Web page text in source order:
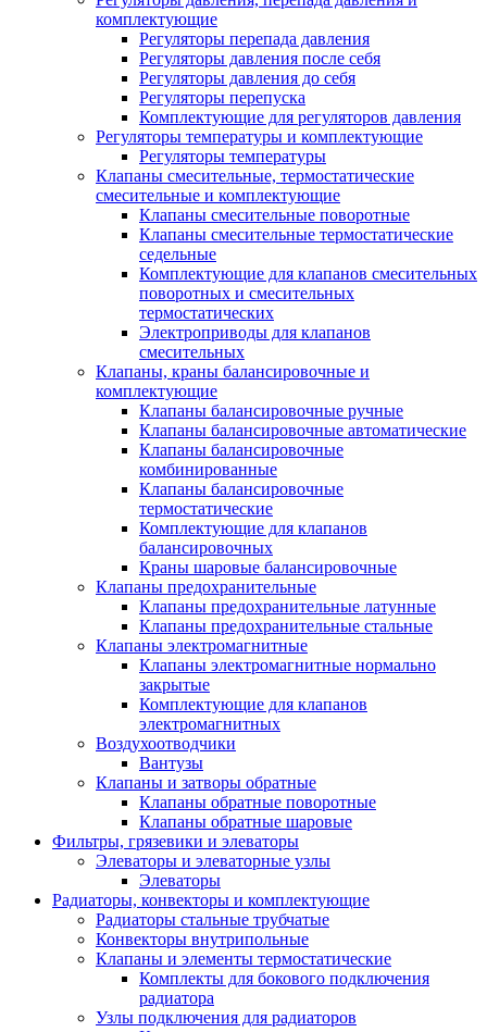
комплектующие
Регуляторы перепада давления
Регуляторы давления после себя
Регуляторы давления до себя
Регуляторы перепуска
Комплектующие для регуляторов давления
Регуляторы температуры и комплектующие
Регуляторы температуры
Клапаны смесительные, термостатические
смесительные и комплектующие
Клапаны смесительные поворотные
Клапаны смесительные термостатические
седельные
Комплектующие для клапанов смесительных
поворотных и смесительных
термостатических
Электроприводы для клапанов
смесительных
Клапаны, краны балансировочные и
комплектующие
Клапаны балансировочные ручные
Клапаны балансировочные автоматические
Клапаны балансировочные
комбинированные
Клапаны балансировочные
термостатические
Комплектующие для клапанов
балансировочных
Краны шаровые балансировочные
Клапаны предохранительные
Клапаны предохранительные латунные
Клапаны предохранительные стальные
Клапаны электромагнитные
Клапаны электромагнитные нормально
закрытые
Комплектующие для клапанов
электромагнитных
Воздухоотводчики
Вантузы
Клапаны и затворы обратные
Клапаны обратные поворотные
Клапаны обратные шаровые
Фильтры, грязевики и элеваторы
Элеваторы и элеваторные узлы
Элеваторы
Радиаторы, конвекторы и комплектующие
Радиаторы стальные трубчатые
Конвекторы внутрипольные
Клапаны и элементы термостатические
Комплекты для бокового подключения
радиатора
Узлы подключения для радиаторов